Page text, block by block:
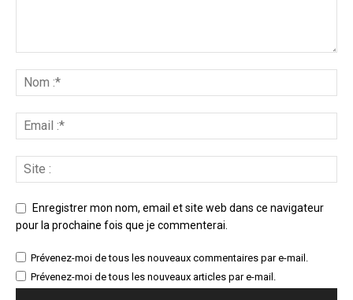
Enregistrer mon nom, email et site web dans ce navigateur
pour la prochaine fois que je commenterai.
Prévenez-moi de tous les nouveaux commentaires par e-mail.
Prévenez-moi de tous les nouveaux articles par e-mail.